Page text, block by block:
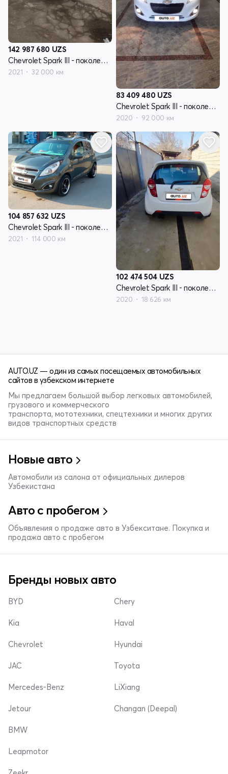
142 987 680 UZS
Chevrolet Spark III - поколение
2021 32 000 км
83 409 480 UZS
Chevrolet Spark III - поколение
2020 92 000 км
104 857 632 UZS
Chevrolet Spark III - поколение
2021 114 000 км
102 474 504 UZS
Chevrolet Spark III - поколение
2020 18 626 км
AUTO.UZ — один из самых посещаемых автомобильных
сайтов в узбекском интернете
Мы предлагаем большой выбор легковых автомобилей,
грузового и коммерческого
транспорта, мототехники, спецтехники и многих других
видов транспортных средств
Новые авто
Автомобили из салона от официальных дилеров
Узбекистана
Авто с пробегом
Объявления о продаже авто в Узбекситане. Покупка и
продажа авто с пробегом
Бренды новых авто
BYD
Kia
Chevrolet
Chery
Haval
Hyundai
JAC
Mercedes-Benz
Jetour
Toyota
LiXiang
Changan (Deepal)
BMW
Leapmotor